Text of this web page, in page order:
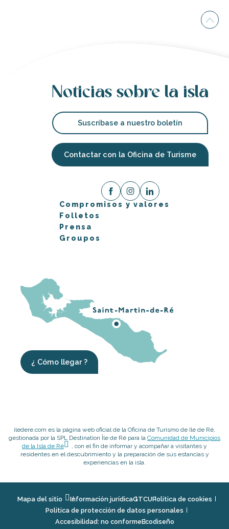
Noticias sobre la isla
Suscríbase a nuestro boletín
Contactar con la Oficina de Turisme
Compromisos y valores
Folletos
Prensa
Groupos
¿ Cómo llegar ?
iledere.com es la página web oficial de la Oficina de Turismo de Ile de Ré,
gestionada por la SPL Destination Île de Ré para la Comunidad de Municipios
de la Isla de Ré
, con el fin de informar y acompañar a visitantes y
residentes en el descubrimiento y la preparación de sus estancias y
experiencias en la isla.
Mapa del sitio Información jurídicaGTCUPolitica de cookies
Política de protección de datos personales
Accesibilidad: no conformeEcodiseño